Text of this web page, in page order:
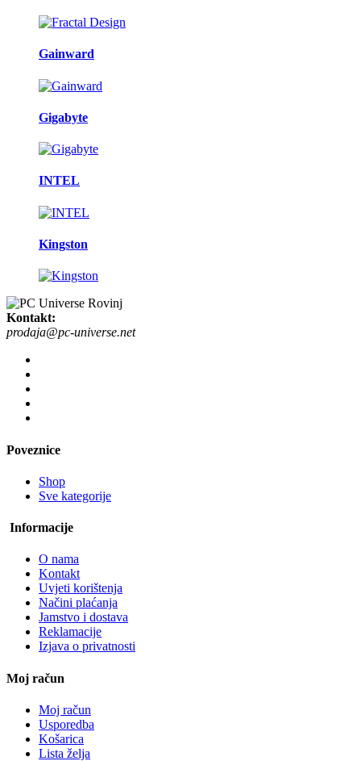
Gainward
Gigabyte
INTEL
Kingston
Kontakt:
prodaja@pc-universe.net
Poveznice
Shop
Sve kategorije
Informacije
O nama
Kontakt
Uvjeti korištenja
Načini plaćanja
Jamstvo i dostava
Reklamacije
Izjava o privatnosti
Moj račun
Moj račun
Usporedba
Košarica
Lista želja